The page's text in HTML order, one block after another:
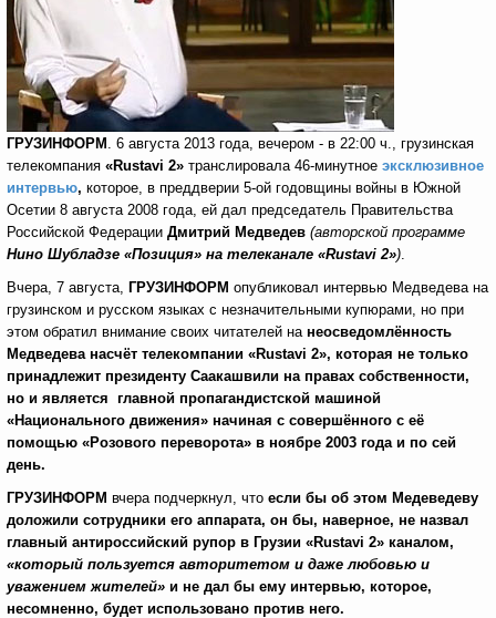
ГРУЗИНФОРМ . 6 августа 2013 года, вечером - в 22:00 ч., грузинская
телекомпания «Rustavi 2» транслировала 46-минутное эксклюзивное
интервью, которое, в преддверии 5-ой годовщины войны в Южной
Осетии 8 августа 2008 года, ей дал председатель Правительства
Российской Федерации Дмитрий Медведев (авторской программе
Нино Шубладзе «Позиция» на телеканале «Rustavi2»).
Вчера, 7 августа, ГРУЗИНФОРМ опубликовал интервью Медведева на
грузинском и русском языках с незначительными купюрами, но при
этом обратил внимание своих читателей на неосведомлённость
Медведева насчёт телекомпании «Rustavi 2», которая не только
принадлежит президенту Саакашвили на правах собственности,
но и является главной пропагандистской машиной
«Национального движения» начиная с совершённого с её
помощью «Розового переворота» в ноябре 2003 года и по сей
день.
ГРУЗИНФОРМ вчера подчеркнул, что если бы об этом Медеведеву
доложили сотрудники его аппарата, он бы, наверное, не назвал
главный антироссийский рупор в Грузии «Rustavi 2» каналом,
«который пользуется авторитетом и даже любовью и
уважением жителей» и не дал бы ему интервью, которое,
несомненно, будет использовано против него.